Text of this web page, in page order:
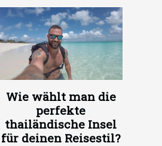
Wie wählt man die
perfekte
thailändische Insel
für deinen Reisestil?